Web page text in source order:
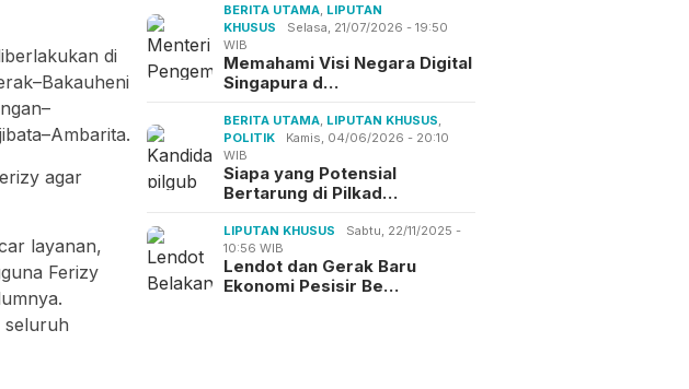
di
agar
layanan,
Ferizy
seluruh
BERITA UTAMA, LIPUTAN
KHUSUS
Selasa, 21/07/2026 - 19:50
WIB
Memahami Visi Negara Digital
Singapura d…
BERITA UTAMA, LIPUTAN KHUSUS,
POLITIK
Kamis, 04/06/2026 - 20:10
WIB
Siapa yang Potensial
Bertarung di Pilkad…
LIPUTAN KHUSUS
Sabtu, 22/11/2025 -
10:56 WIB
Lendot dan Gerak Baru
Ekonomi Pesisir Be…